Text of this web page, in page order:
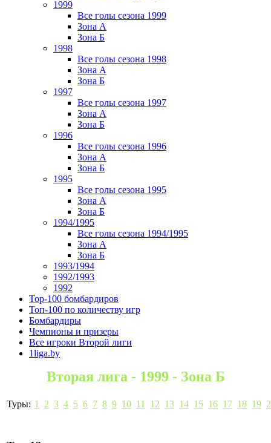
1999
Все голы сезона 1999
Зона А
Зона Б
1998
Все голы сезона 1998
Зона А
Зона Б
1997
Все голы сезона 1997
Зона А
Зона Б
1996
Все голы сезона 1996
Зона А
Зона Б
1995
Все голы сезона 1995
Зона А
Зона Б
1994/1995
Все голы сезона 1994/1995
Зона А
Зона Б
1993/1994
1992/1993
1992
Top-100 бомбардиров
Топ-100 по количеству игр
Бомбардиры
Чемпионы и призеры
Все игроки Второй лиги
1liga.by
Вторая лига - 1999 - Зона Б
Туры: 1 2 3 4 5 6 7 8 9 10 11 12 13 14 15 16 17 18 19